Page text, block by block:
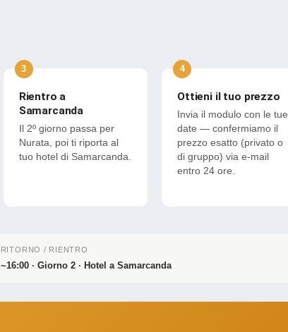
Rientro a
Samarcanda
Il 2º giorno passa per
Nurata, poi ti riporta al
tuo hotel di Samarcanda.
Ottieni il tuo prezzo
Invia il modulo con le tue
date — confermiamo il
prezzo esatto (privato o
di gruppo) via e-mail
entro 24 ore.
RITORNO / RIENTRO
~16:00 · Giorno 2 · Hotel a Samarcanda